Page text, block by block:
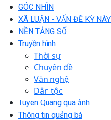
GÓC NHÌN
XÃ LUẬN - VẤN ĐỀ KỲ NÀY
NỀN TẢNG SỐ
Truyền hình
Thời sự
Chuyên đề
Văn nghệ
Dân tộc
Tuyên Quang qua ảnh
Thông tin quảng bá